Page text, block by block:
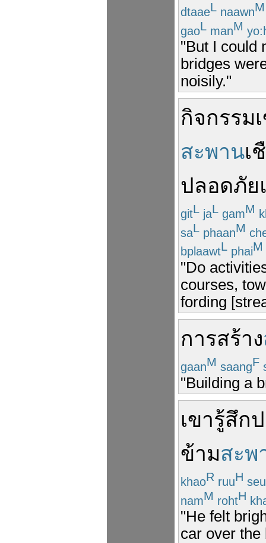
dtaaeL naawnM
gaoL manM
"But I could
bridges
noisily."
กิจกรรม
สะพานเ
ปลอดภัย
gitL jaL gamM
saL phaanM
bplaawtL phaiM
"Do
courses,
fording
การสร้าง
gaanM saangF
"Building a
เขารู้สึก
ข้ามสะพ
khaoR ruuH
namM rohtH
"He felt
car over the